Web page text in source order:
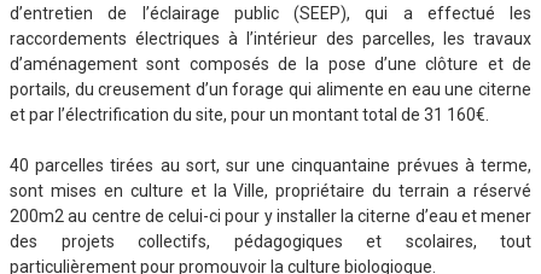
d’entretien de l’éclairage public (SEEP), qui a effectué les
raccordements électriques à l’intérieur des parcelles, les travaux
d’aménagement sont composés de la pose d’une clôture et de
portails, du creusement d’un forage qui alimente en eau une citerne
et par l’électrification du site, pour un montant total de 31 160€.
40 parcelles tirées au sort, sur une cinquantaine prévues à terme,
sont mises en culture et la Ville, propriétaire du terrain a réservé
200m2 au centre de celui-ci pour y installer la citerne d’eau et mener
des projets collectifs, pédagogiques et scolaires, tout
particulièrement pour promouvoir la culture biologioque.